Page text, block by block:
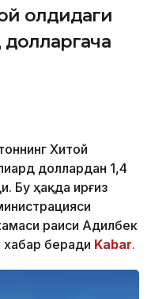
олдидаги
Хитой
доллардан 1,4
Бу ҳақда Қирғиз
раиси Адилбек
хабар беради Kabar.